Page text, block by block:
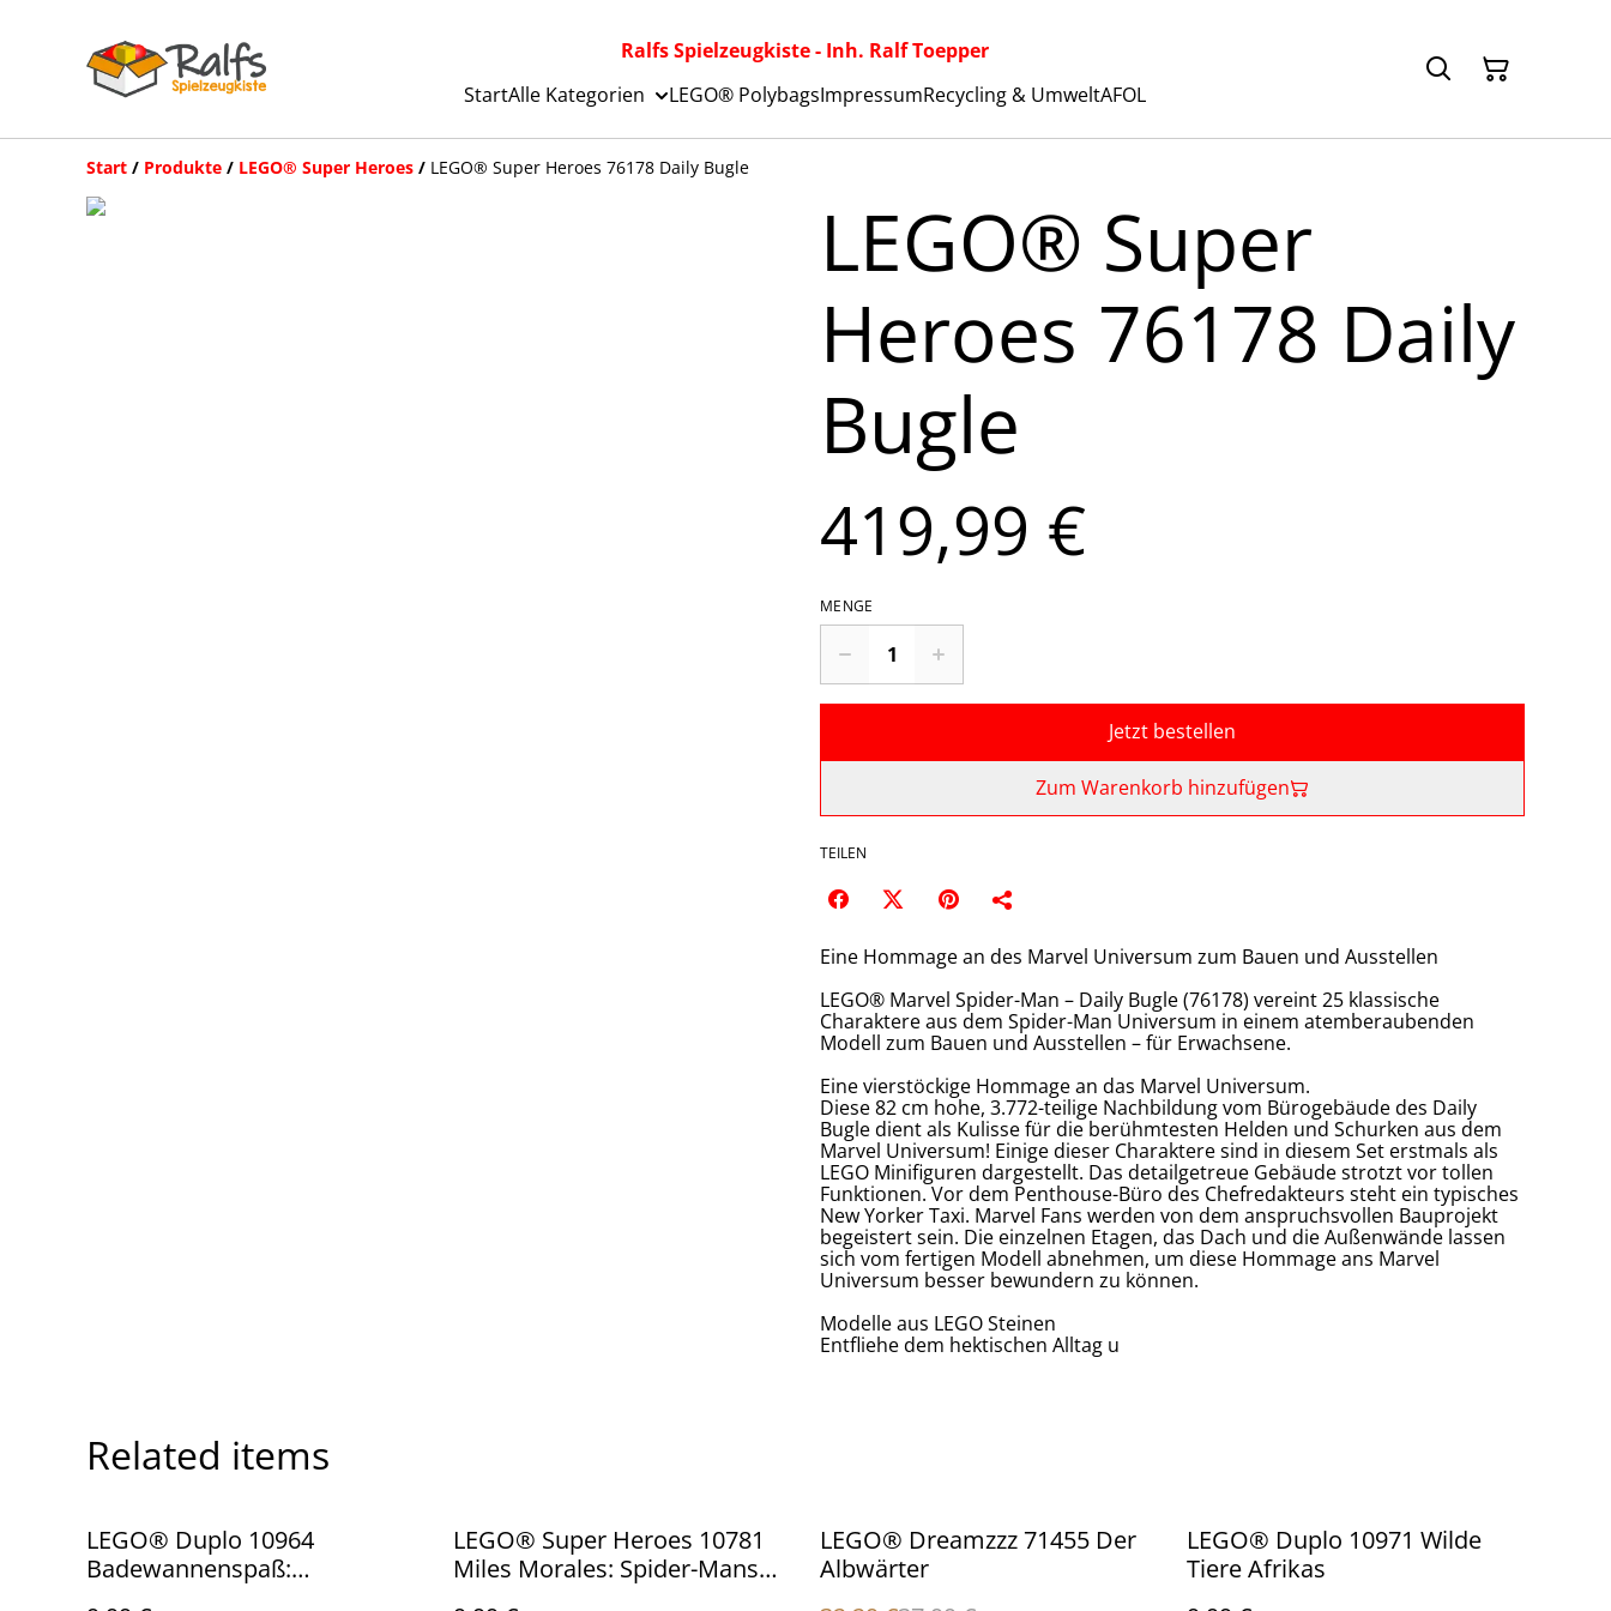
Ralfs Spielzeugkiste - Inh. Ralf Toepper
StartAlle Kategorien LEGO® PolybagsImpressumRecycling & UmweltAFOL
Start / Produkte / LEGO® Super Heroes / LEGO® Super Heroes 76178 Daily Bugle
LEGO® Super
Heroes 76178 Daily
Bugle
419,99 €
MENGE
Jetzt bestellen
Zum Warenkorb hinzufügen
TEILEN
Eine Hommage an des Marvel Universum zum Bauen und Ausstellen
LEGO® Marvel Spider-Man – Daily Bugle (76178) vereint 25 klassische
Charaktere aus dem Spider-Man Universum in einem atemberaubenden
Modell zum Bauen und Ausstellen – für Erwachsene.
Eine vierstöckige Hommage an das Marvel Universum.
Diese 82 cm hohe, 3.772-teilige Nachbildung vom Bürogebäude des Daily
Bugle dient als Kulisse für die berühmtesten Helden und Schurken aus dem
Marvel Universum! Einige dieser Charaktere sind in diesem Set erstmals als
LEGO Minifiguren dargestellt. Das detailgetreue Gebäude strotzt vor tollen
Funktionen. Vor dem Penthouse-Büro des Chefredakteurs steht ein typisches
New Yorker Taxi. Marvel Fans werden von dem anspruchsvollen Bauprojekt
begeistert sein. Die einzelnen Etagen, das Dach und die Außenwände lassen
sich vom fertigen Modell abnehmen, um diese Hommage ans Marvel
Universum besser bewundern zu können.
Modelle aus LEGO Steinen
Entfliehe dem hektischen Alltag u
Related items
LEGO® Duplo 10964
Badewannenspaß:
LEGO® Super Heroes 10781
Miles Morales: Spider-Mans
%
LEGO® Dreamzzz 71455 Der
Albwärter
LEGO® Duplo 10971 Wilde
Tiere Afrikas